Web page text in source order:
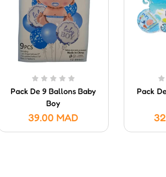
Pack De 9 Ballons Baby
Boy
39.00 MAD
Pack